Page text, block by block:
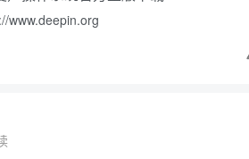
www.deepin.org